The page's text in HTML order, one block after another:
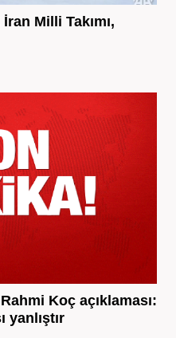
Milli Takımı,
Koç açıklaması:
yanlıştır